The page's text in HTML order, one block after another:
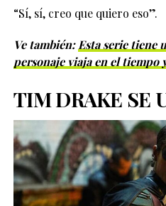
“Sí, sí, creo que quiero eso”.
Ve también:Esta serie tiene
personaje viaja en el tiempo
TIM DRAKE SE